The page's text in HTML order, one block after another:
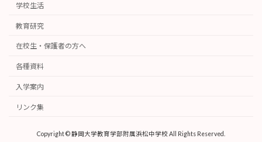
学校生活
教育研究
在校生・保護者の方へ
各種資料
入学案内
リンク集
Copyright © 静岡大学教育学部附属浜松中学校 All Rights Reserved.